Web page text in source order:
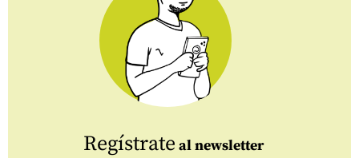
Regístrate al newsletter